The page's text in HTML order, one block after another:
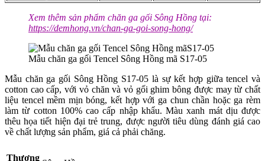
Xem thêm sản phẩm chăn ga gối Sông Hồng tại:
https://demhong.vn/chan-ga-goi-song-hong/
Mẫu chăn ga gối Tencel Sông Hồng mã S17-05
Mẫu chăn ga gối Sông Hồng S17-05 là sự kết hợp giữa tencel và
cotton cao cấp, với vỏ chăn và vỏ gối ghim bông được may từ chất
liệu tencel mềm mịn bóng, kết hợp với ga chun chần hoặc ga rèm
làm từ cotton 100% cao cấp nhập khẩu. Màu xanh mát dịu được
thêu họa tiết hiện đại trẻ trung, được người tiêu dùng đánh giá cao
về chất lượng sản phẩm, giá cả phải chăng.
Thương